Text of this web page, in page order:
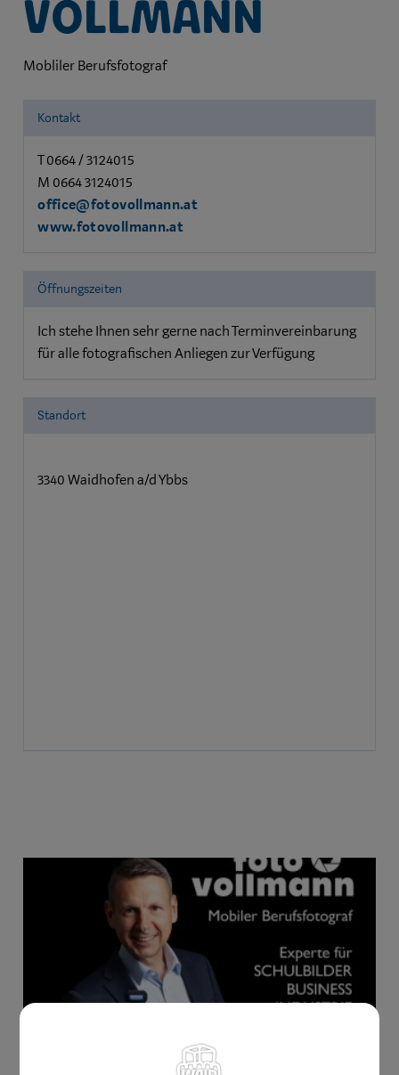
VOLLMANN
Mobliler Berufsfotograf
Kontakt
T 0664 / 3124015
M 0664 3124015
office@fotovollmann.at
www.fotovollmann.at
Öffnungszeiten
Ich stehe Ihnen sehr gerne nach Terminvereinbarung
für alle fotografischen Anliegen zur Verfügung
Standort
3340 Waidhofen a/d Ybbs